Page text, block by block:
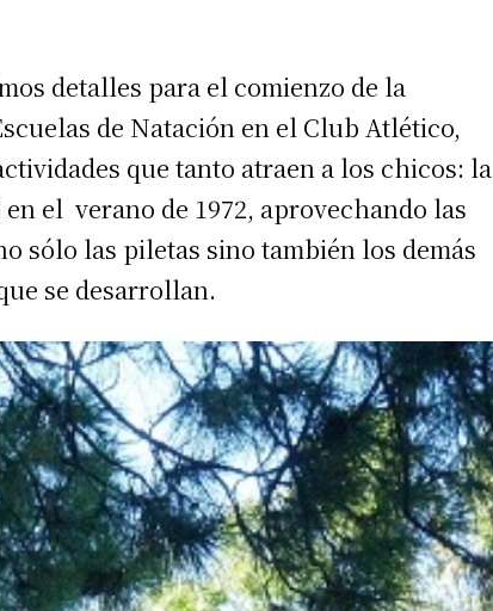
detalles para el comienzo de la
de Natación en el Club Atlético,
que tanto atraen a los chicos: la
el verano de 1972, aprovechando las
sólo las piletas sino también los demás
se desarrollan.